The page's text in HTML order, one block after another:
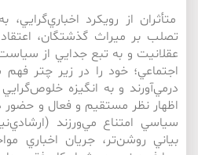
متأثران از رويكرد
تصلب بر ميراث گذشتگان،
عقلانيت و به تبع جدايي از
اجتماعي؛ خود را در زير چتر
درمي‌آورند و به انگيزه خلوص‌گرايي
اظهار نظر مستقيم و فعال و
بياني روشن‌‌تر، جريان اخباري